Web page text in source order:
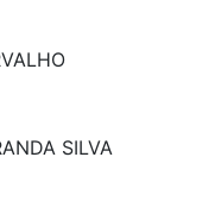
SILVA